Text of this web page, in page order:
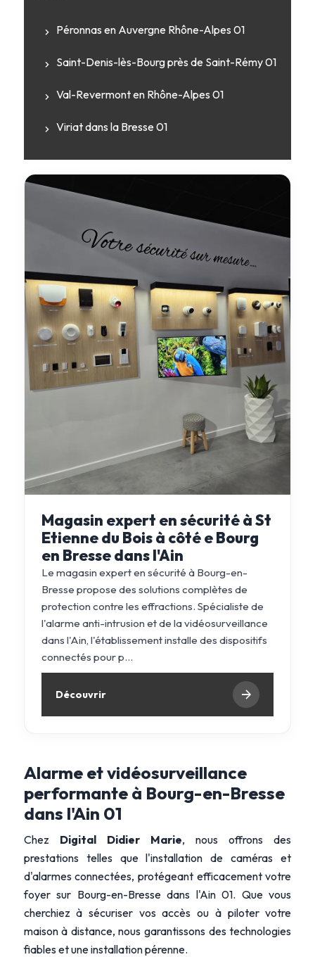
Péronnas en Auvergne Rhône-Alpes 01
Saint-Denis-lès-Bourg près de Saint-Rémy 01
Val-Revermont en Rhône-Alpes 01
Viriat dans la Bresse 01
Magasin expert en sécurité à St
Etienne du Bois à côté e Bourg
en Bresse dans l'Ain
Le magasin expert en sécurité à Bourg-en-
Bresse propose des solutions complètes de
protection contre les effractions. Spécialiste de
l'alarme anti-intrusion et de la vidéosurveillance
dans l'Ain, l'établissement installe des dispositifs
connectés pour p...
Découvrir
Alarme et vidéosurveillance
performante à Bourg-en-Bresse
dans l'Ain 01
Chez Digital Didier Marie, nous offrons des
prestations telles que l'installation de caméras et
d'alarmes connectées, protégeant efficacement votre
foyer sur Bourg-en-Bresse dans l'Ain 01. Que vous
cherchiez à sécuriser vos accès ou à piloter votre
maison à distance, nous garantissons des technologies
fiables et une installation pérenne.